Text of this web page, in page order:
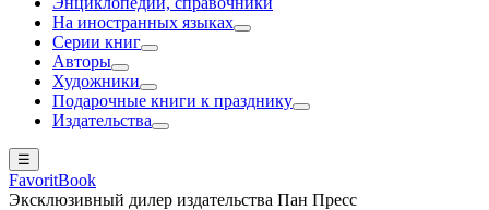
На иностранных языках
Серии книг
Авторы
Художники
Подарочные книги к празднику
Издательства
☰
FavoritBook
Эксклюзивный дилер издательства Пан Пресс